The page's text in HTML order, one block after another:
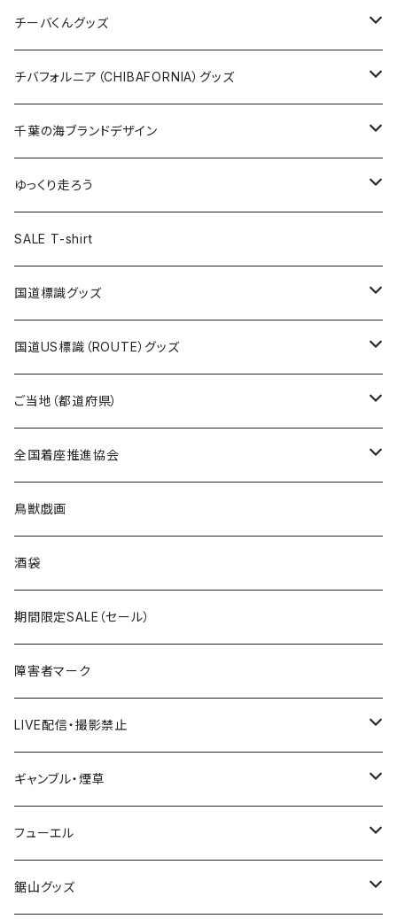
クリアファイル
Tシャツ
キャップ
トートバッグ
ランチバッグ
エコバッグ
ステッカー
缶バッジ
キーホルダー
クリアファイル
バッグ
ステッカー
缶バッジ
キーホルダー
クリアファイル
ステッカー
ステッカー大
缶バッジ
缶バッジ32mm
缶バッジ54mm
エコバッグ
JAGUARさんコラボグッズ
Tシャツ
ステッカー
サコッシュ
ホテルキーホルダー
モーテルキーホルダー
トートバッグ
Tシャツ
ステッカー
缶バッジ
クリアファイル
マスク
エコバッグ
千葉ロッテマリーンズコラボ
チーバくんグッズ
Tシャツ
キャップ
エコバッグ
ステッカー
モーテルキーホルダー
ホテルキーホルダー
トートバッグ
チバフォルニア（CHIBAFORNIA）グッズ
Tシャツ
キャップ
ステッカー
ホテルキーホルダー
千葉の海ブランドデザイン
Tシャツ
キャップ
ステッカー
ゆっくり走ろう
Tシャツ
ステッカー
ホテルキーホルダー
SALE T-shirt
国道標識グッズ
ステッカー
国道0～99号線
国道100～199号線
国道600～699号線
国道700～799号線
Tシャツ
キャップ
国道US標識（ROUTE）グッズ
ステッカー
ROUTE 0～99号線
ROUTE100～199号線
ROUTE600～699号線
ROUTE700～799号線
Tシャツ
ROUTE 0～99号線
ROUTE 100～199号線
ROUTE 600～699号線
ROUTE 700～799号線
キャップ
ROUTE 0～99号線
ROUTE 100～199号線
ROUTE 600～699号線
ROUTE 700～799号線
ご当地（都道府県）
北海道
青森県
岩手県
宮城県
秋田県
Tシャツ
ステッカー
山形県
福島県
茨城県
栃木県
全国着座推進協会
ステッカー
鳥獣戯画
酒袋
期間限定SALE（セール）
障害者マーク
LIVE配信・撮影禁止
LIVE配信禁止
撮影禁止
ギャンブル・煙草
ホテルキーホルダー
たばこ・禁煙ステッカー
フューエル
ステッカー
鋸山グッズ